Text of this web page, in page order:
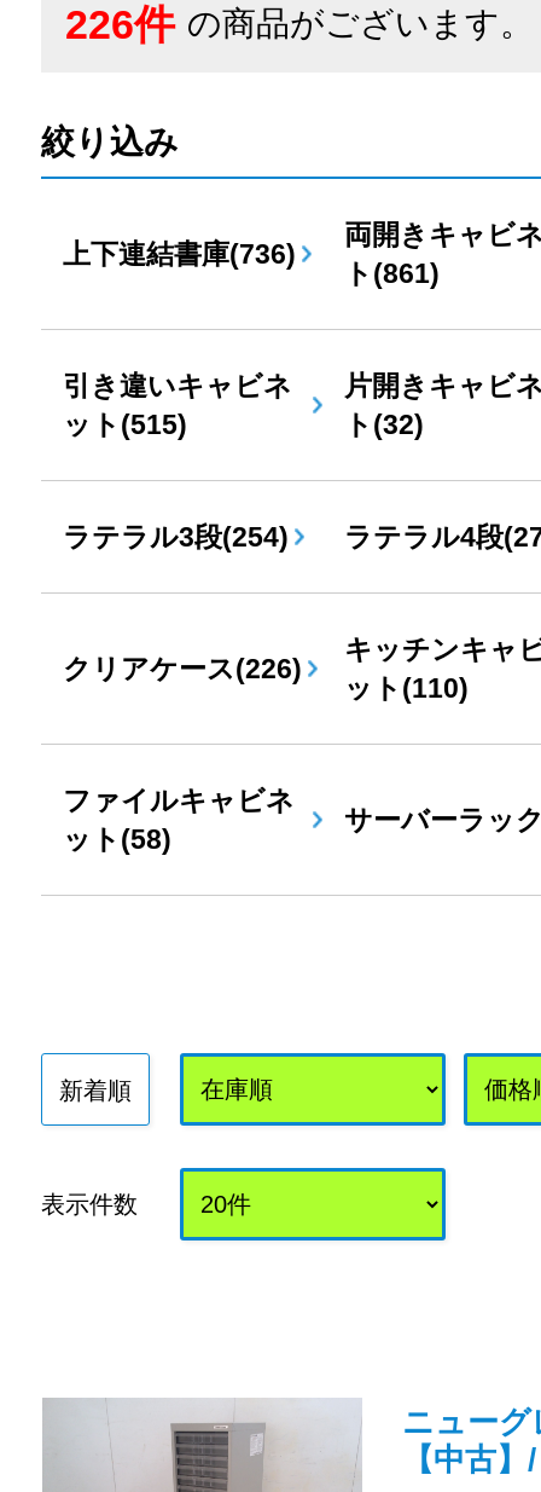
226件 の商品がございます。
絞り込み
上下連結書庫(736)
両開きキャビ
ト(861)
引き違いキャビネ
ット(515)
片開きキャビ
ト(32)
ラテラル3段(254) ラテラル4段
クリアケース(226)
キッチンキャ
ット(110)
ファイルキャビネ
ット(58)
サーバーラッ
新着順
表示件数
ニュー
【中古】/